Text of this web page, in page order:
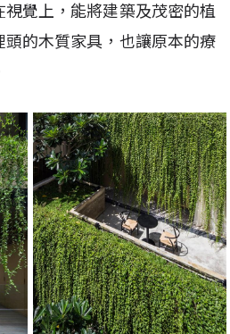
覺上，能將建築及茂密的植
的木質家具，也讓原本的療